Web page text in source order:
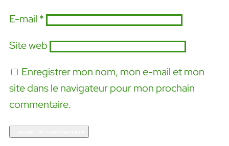
E-mail *
Site web
Enregistrer mon nom, mon e-mail et mon
site dans le navigateur pour mon prochain
commentaire.